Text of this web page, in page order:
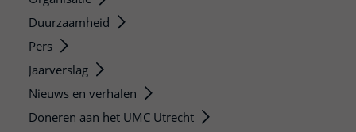
Duurzaamheid
Pers
Jaarverslag
Nieuws en verhalen
Doneren aan het UMC Utrecht